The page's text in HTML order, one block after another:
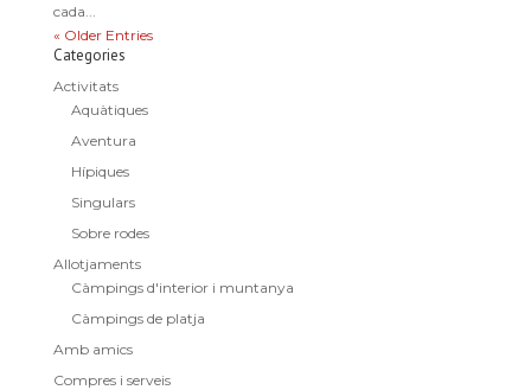
cada...
« Older Entries
Categories
Activitats
Aquàtiques
Aventura
Hípiques
Singulars
Sobre rodes
Allotjaments
Càmpings d'interior i muntanya
Càmpings de platja
Amb amics
Compres i serveis